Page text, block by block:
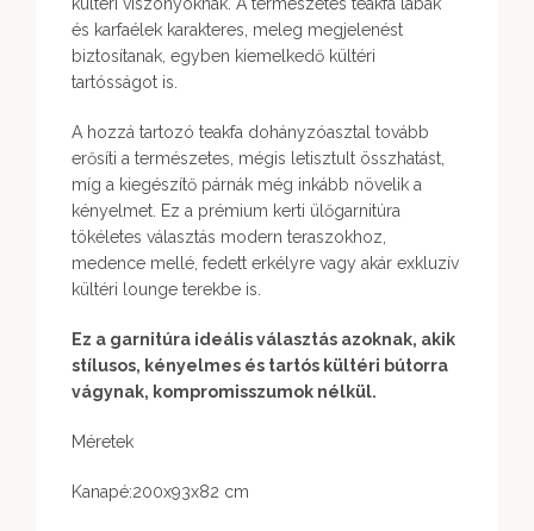
és karfaélek karakteres, meleg megjelenést
biztosítanak, egyben kiemelkedő kültéri
tartósságot is.
A hozzá tartozó teakfa dohányzóasztal tovább
erősíti a természetes, mégis letisztult összhatást,
míg a kiegészítő párnák még inkább növelik a
kényelmet. Ez a prémium kerti ülőgarnitúra
tökéletes választás modern teraszokhoz,
medence mellé, fedett erkélyre vagy akár exkluzív
kültéri lounge terekbe is.
Ez a garnitúra ideális választás azoknak, akik
stílusos, kényelmes és tartós kültéri bútorra
vágynak, kompromisszumok nélkül.
Méretek
Kanapé:200x93x82 cm